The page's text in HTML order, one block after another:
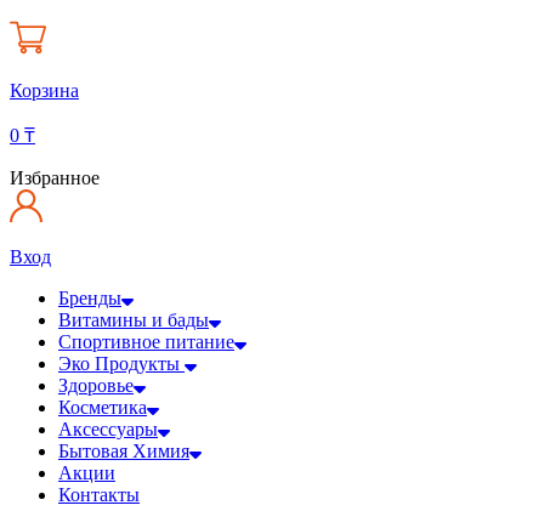
Корзина
0 ₸
Избранное
Вход
Бренды
Витамины и бады
Спортивное питание
Эко Продукты
Здоровье
Косметика
Аксессуары
Бытовая Химия
Акции
Контакты